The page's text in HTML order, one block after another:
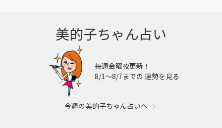
美的子ちゃん占い
毎週金曜夜更新！
8/1〜8/7までの 運勢を見る
今週の美的子ちゃん占いへ